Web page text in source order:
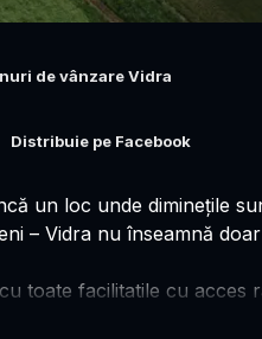
de vânzare Vidra
Distribuie pe Facebook
un loc unde diminețile
– Vidra nu înseamnă
toate facilitatile cu acces